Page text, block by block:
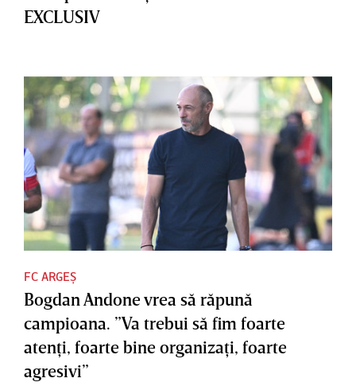
EXCLUSIV
FC ARGEȘ
Bogdan Andone vrea să răpună
campioana. ”Va trebui să fim foarte
atenţi, foarte bine organizaţi, foarte
agresivi”